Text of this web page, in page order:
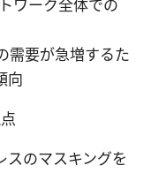
ワーク全体での
需要が急増するた
向
スのマスキングを